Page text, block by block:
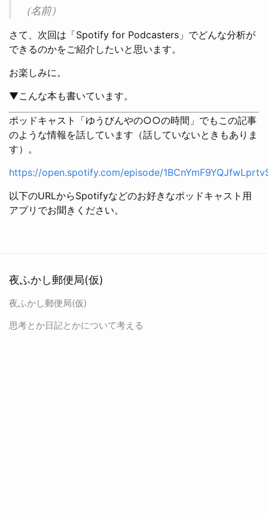
（名前）
さて、次回は「Spotify for Podcasters」でどんな分析が
できるのかをご紹介したいと思います。
お楽しみに。
▼こんな本も書いています。
ポッドキャスト「ゆうびんやの○○の時間」でもこの記事
のような情報を話しています（話していないときもありま
す）。
https://open.spotify.com/episode/
以下のURLからSpotifyなどのお好きなポッドキャスト用
アプリでお聞きください。
夜ふかし郵便局(仮)
夜ふかし郵便局(仮)
思考とか日記とかについて考える